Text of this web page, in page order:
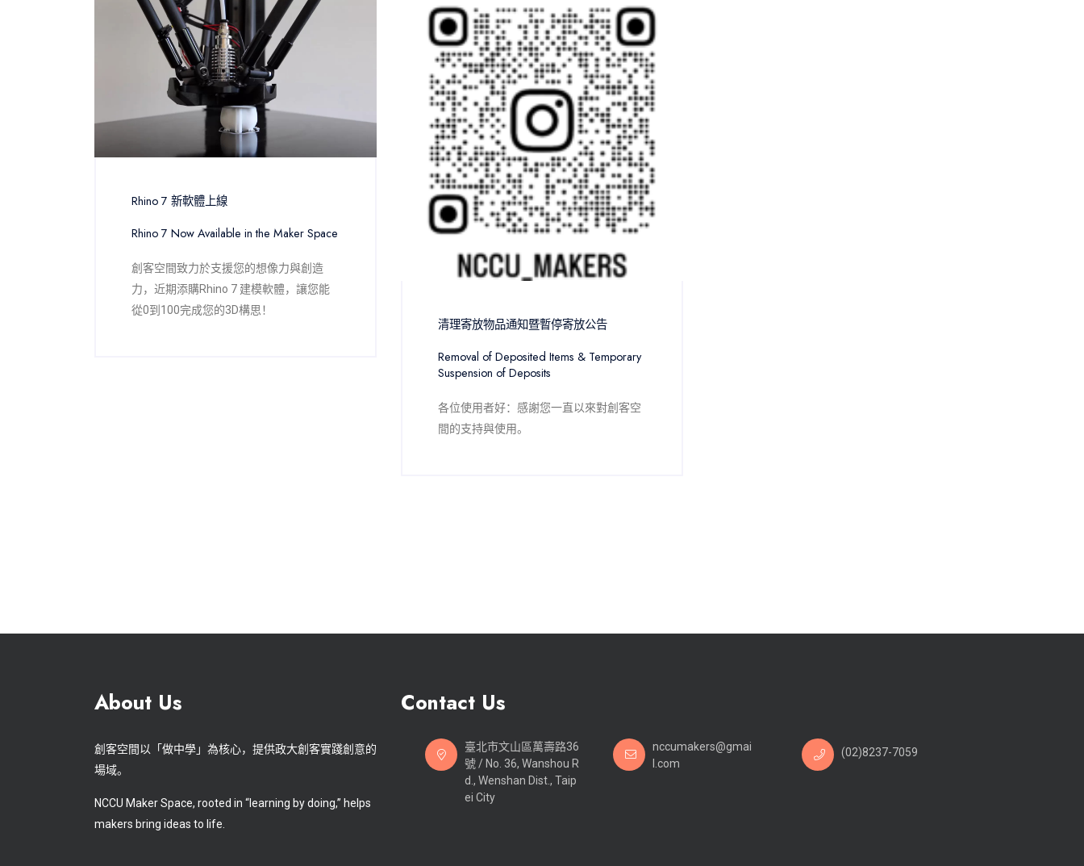
Rhino 7 新軟體上線
Rhino 7 Now Available in the Maker Space
創客空間致力於支援您的想像力與創造
力，近期添購Rhino 7 建模軟體，讓您能
從0到100完成您的3D構思！
清理寄放物品通知暨暫停寄放公告
Removal of Deposited Items & Temporary
Suspension of Deposits
各位使用者好：感謝您一直以來對創客空
間的支持與使用。
About Us
創客空間以「做中學」為核心，提供政大創客實踐創意的
場域。
NCCU Maker Space, rooted in “learning by doing,” helps
makers bring ideas to life.
Contact Us
臺北市文山區萬壽路36
號 / No. 36, Wanshou R
d., Wenshan Dist., Taip
ei City
nccumakers@gmai
l.com
(02)8237-7059